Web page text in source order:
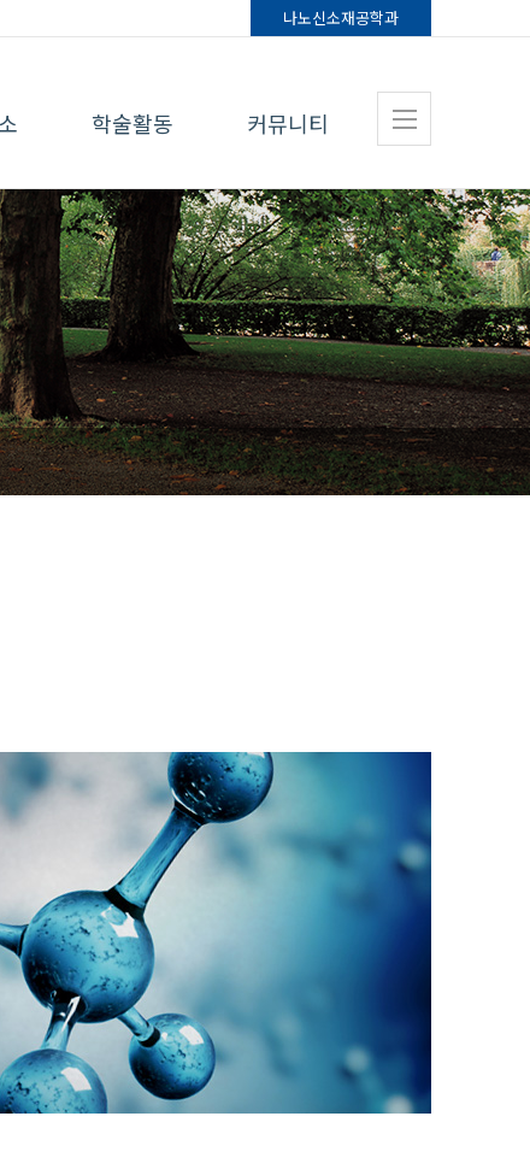
나노신소재공학과
학술활동 커뮤니티